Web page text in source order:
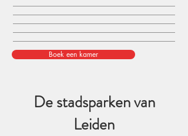
Boek een kamer
De stadsparken van
Leiden